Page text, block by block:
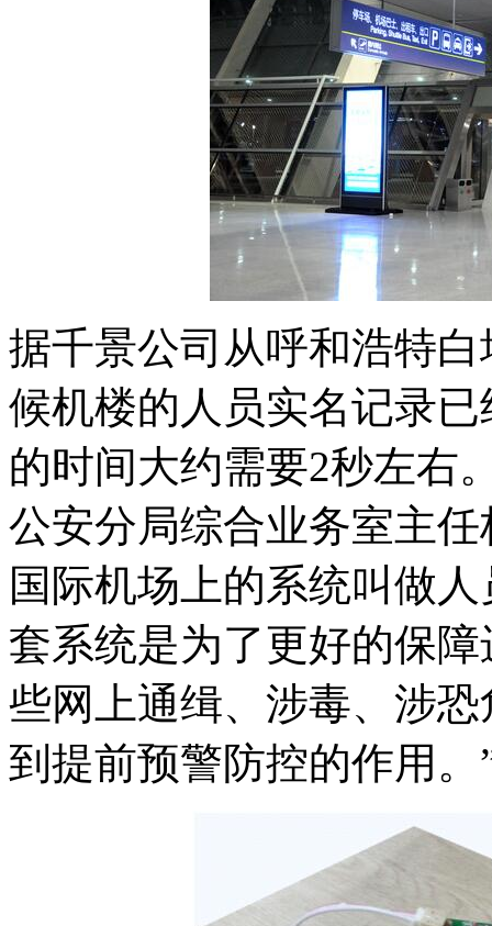
据千景公司从呼和浩特
候机楼的人员实名记录
的时间大约需要2秒左右
公安分局综合业务室主
国际机场上的系统叫做
套系统是为了更好的保
些网上通缉、涉毒、涉
到提前预警防控的作用。